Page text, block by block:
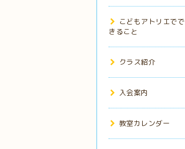
こどもアトリエでで
きること
クラス紹介
入会案内
教室カレンダー